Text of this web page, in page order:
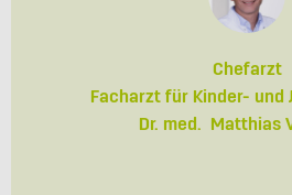
Chefarzt
Facharzt für Kinder- und
Dr. med. Matthias